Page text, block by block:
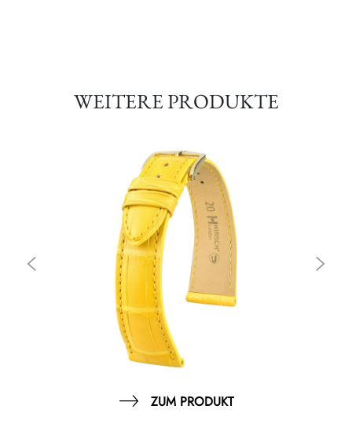
WEITERE PRODUKTE
ZUM PRODUKT